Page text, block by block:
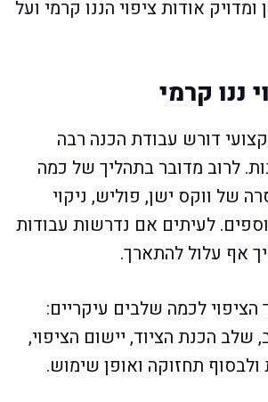
אודות ציפוי הננו קרמי ועל
ננו קרמי
דורש עבודת הכנה רבה
לרוב מדובר בתהליך של כמה
של ווקס ישן, פוליש, ניקוי
לעיתים אם נדרשות עבודות
אף עלול להתארך.
הציפוי לכמה שלבים עיקריים:
שלב הכנת הציוד, יישום הציפוי,
ולבסוף תחזוקה ואופן שימוש.